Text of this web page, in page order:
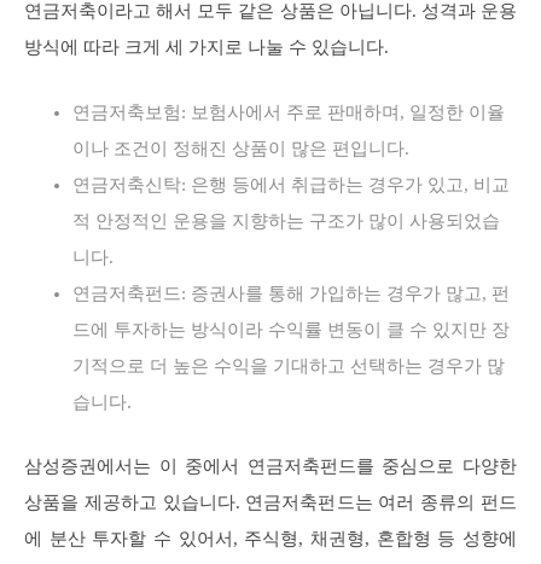
연금저축이라고 해서 모두 같은 상품은 아닙니다. 성격과 운용
방식에 따라 크게 세 가지로 나눌 수 있습니다.
연금저축보험: 보험사에서 주로 판매하며, 일정한 이율
이나 조건이 정해진 상품이 많은 편입니다.
연금저축신탁: 은행 등에서 취급하는 경우가 있고, 비교
적 안정적인 운용을 지향하는 구조가 많이 사용되었습
니다.
연금저축펀드: 증권사를 통해 가입하는 경우가 많고, 펀
드에 투자하는 방식이라 수익률 변동이 클 수 있지만 장
기적으로 더 높은 수익을 기대하고 선택하는 경우가 많
습니다.
삼성증권에서는 이 중에서 연금저축펀드를 중심으로 다양한
상품을 제공하고 있습니다. 연금저축펀드는 여러 종류의 펀드
에 분산 투자할 수 있어서, 주식형, 채권형, 혼합형 등 성향에